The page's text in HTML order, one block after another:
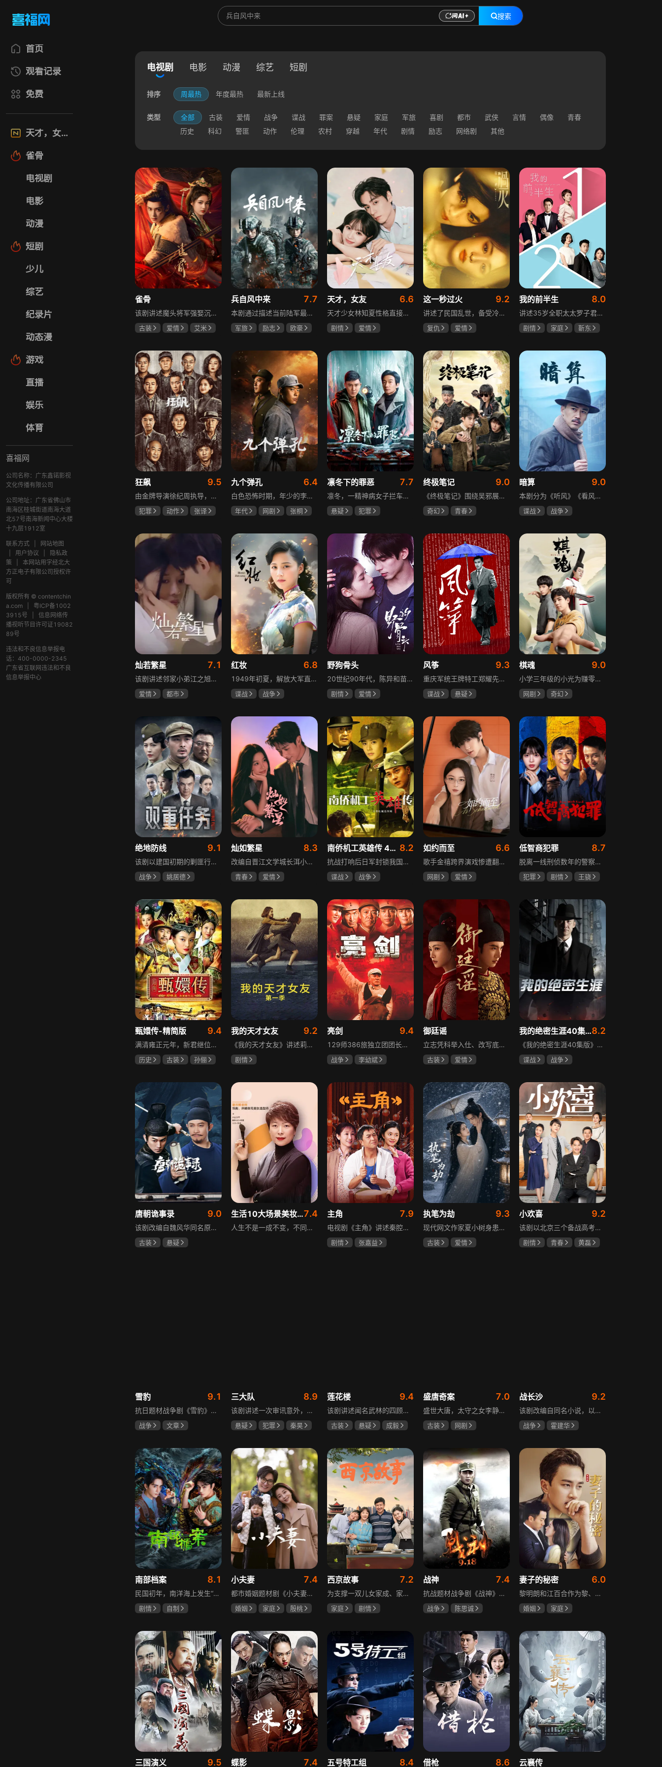
搜索
首页
观看记录
免费
天才，女友
雀骨
电视剧
电影
动漫
短剧
少儿
综艺
纪录片
动态漫
游戏
直播
娱乐
体育
喜福网
公司名称：广东鑫锘影视
文化传播有限公司
公司地址：广东省佛山市
南海区桂城街道南海大道
北57号南海新闻中心大楼
十九层1912室
联系方式
网站地图
用户协议
隐私政
策
本网站用字经北大
方正电子有限公司授权许
可
版权所有 © contentchin
a.com
粤ICP备1002
3915号
信息网络传
播视听节目许可证19082
89号
违法和不良信息举报电
话：400-0000-2345
广东省互联网违法和不良
信息举报中心
电视剧 电影 动漫 综艺 短剧
排序 周最热 年度最热 最新上线
类型 全部 古装 爱情 战争 谍战 罪案 悬疑 家庭 军旅 喜剧 都市 武侠 言情 偶像
青春
历史
科幻 警匪 动作 伦理 农村 穿越 年代 剧情 励志 网络剧 其他
雀骨
该剧讲述魔头将军强娶沉迷机关术的财迷假千金，两人从契约夫妻起步，在生死局中互扒马甲，爱意与杀意交织共生。过程中他们揭露朝堂阴谋，破解生死乱局，最终共同守护家国太平，融合了权谋、爱情、冒险等多重元素，情节跌宕起伏。
古装 爱情
艾米
兵自风中来 7.7
本剧通过描述当前陆军最具新型作战特色的特战、空突、侦察、信息等代表性兵种的官兵练兵备战，在历次实战演习中磨砺意志技能、逐渐形成新质作战能力等故事，反映了某集团军党委坚决落实习主席新时代强军思想，着眼打造一流陆军，谋划转型，大力推进战斗力建设的历史担当，浓缩了陆军官兵改革面前备战打仗矢志强军的铁血追求、展现了新时代陆军官兵积极投身军队转型的全新风貌，是一部融合备战打仗、青春成长励志、英雄主义传承，同时将军人荣誉、使命、爱情熔为一炉的军事题材正能量大剧。
军旅 励志
欧豪
天才，女友 6.6
天才少女林知夏性格直接、不善交际，从小没有好友。考入省一中后，她因解题比拼与性格阳光的学霸江逾白相识并成为同桌。作为社交达人的江逾白帮林知夏融入集体交到汤婷婷、段启言、沈负暄、金百慧等朋友，林知夏为表达感谢帮他补习功课，两人渐渐从竞争走向互助，最终成为最好的朋友。俩人还一同解决同学被骗、一起参加社团活动与省数学竞赛，在这个过程中，江逾白对林知夏感情渐深，但只把爱意埋在心里。林知夏被保送复旦后，江逾白准备在毕业之旅对她告白，却因母亲卷入诈骗案而遗憾离开，俩人最终能否冲破阻碍走到一起
剧情
爱情
这一秒过火 9.2
讲述了民国乱世，备受冷眼的世家少爷慕容清峄与饱受苦难的复仇孤女任素素阴差阳错结缘相识，却因误会含恨而别。两人再重逢，却身份错位，陷入爱恨交织的极限拉扯中。二人历经世事波折与生离死别，最后携手直面乱世危局。
复仇
爱情
我的前半生 8.0
讲述35岁全职太太罗子君因丈夫突然离婚陷入人生谷底，带孩子闯入社会，从安逸走向落魄。贺涵作为事业有成的精英，平静生活被罗子君打破，需应对各类突发状况。生活逼迫罗子君重拾骨气，贺涵也收获温暖，二人历经波折，罗子君实现自我成长，贺涵也找到人生新方向，展现都市女性蜕变与情感纠葛。
剧情 家庭
靳东
狂飙 9.5
由金牌导演徐纪周执导，张译、张颂文、李一桐、张志坚、吴刚领衔主演，倪大红、韩童生、李建义特邀主演的中央政法委重点项目。一部扫黑除恶坚决斗争的回忆录，横跨20年的群像叙事全景式展现时代变迁下的黑白较量与复杂人性。
犯罪 动作
张译
九个弹孔 6.4
白色恐怖时期，年少的李智信家破人亡后投身革命武装，因作战有勇有谋获“小狼崽子”绰号。他长期率部孤悬敌后，与日寇、反动派对决，多次负伤仍不改初心。凭借坚韧意志，他从游击队员成长为新四军干部、解放军司令员，身上的九个弹孔是他践行革命誓言、见证成长的勋章。
年代 网剧
张桐
凛冬下的罪恶 7.7
凛冬，一精神病女子拦车报案，称丈夫杀人，刑警沈栋梁吴红兵由此揭开系列碎尸案真相。然而风浪未平，储蓄所抢劫杀人案，少女失踪案，流窜抢车案接连发生，沈栋梁与吴红兵追凶之际，竟牵出改变二人命运的人性悲剧。
悬疑
犯罪
终极笔记 9.0
《终极笔记》围绕吴邪展开，他因好奇三叔经历，历险归来收神秘录像带后卷入阴谋，只身闯格尔木疗养院偶遇张起灵等六人组队，在西王母宫发现陨玉，却遇三叔失踪、张起灵失忆。众人寻记忆探张家古楼，因裘德考介入受阻，后联手霍老太再探遭意外，谜团未解，吴邪被迫伪装成三叔，剧情充满冒险与悬疑。
奇幻
青春
暗算 9.0
本剧分为《听风》《看风》和《捕风》三个篇章，三者在时间关系及故事上相对独立，又千丝万缕。听风，即无线电侦听者，是一群“靠耳朵打江山”的人，他们的耳朵可以听到天外之音、无声之音、秘密之音。看风，即密码破译的人，是一群“善于神机妙算”的人，他们的慧眼可以识破天机、释读天书、看阅无字之书。捕风，即我党地下工作者，在国民党大肆实施白色恐怖时期，他们是牺牲者更是战斗者，乔装打扮深入虎穴，迎风而战，为缔造共和国立下不朽的丰功伟业。
谍战
战争
灿若繁星 7.1
该剧讲述邻家小弟江之旭留学归来，竟成了夏千星的顶头上司。从小管着江之旭、事事压他一头的夏千星无法接受，两人互不服气，在公司内外明争暗斗。江之旭借职位刁难夏千星，夏千星则用姐姐身份压制他，然而夏千星不知道，江之旭拼尽全力坐上这个位子，就是为了陪在她身边保护她。
爱情
都市
红妆 6.8
1949年初夏，解放大军直抵上海，国民党国防部保密局的中共地下党员邓家骥奉命撤往台湾，其妻同为地下党的沈荷因临产被留在上海。新中国成立之初，面对敌特的破坏活动，斗争形势严峻，沈荷隐藏真实身份，继续与敌人展开新一轮斗争，在隐秘战线坚守信仰，为新政权的稳定默默奉献。
谍战
战争
野狗骨头
20世纪90年代，陈异和苗靖因父母相识结缘，从充满敌意到彼此依靠，后因家庭变故不得不相依为命。大学时苗靖告白，陈异却因纵火案逼她离开藤城。多年后重逢，陈异为保护苗靖以身入局，两人并肩对抗走私团伙，最终陈异告白，两人终成眷属。
剧情
爱情
风筝 9.3
重庆军统王牌特工郑耀先实为潜伏的中共特工“风筝”，上线牺牲后他与组织失联，解放后化名周志乾继续提供情报。身份证实后他仍协助破获特务案，三十年情报生涯中他遭敌人追杀、妻离子散，为国家牺牲是他的人生价值。
谍战
悬疑
棋魂 9.0
小学三年级的小光为赚零用钱到爷爷家寻宝，偶然翻出旧棋盘，接触棋盘的一瞬间，附身棋盘中的棋士褚嬴的灵魂进入了小光体内。后来小光在学校围棋会所结识少年天才小亮，为测试褚嬴实力，小光贸然与小亮对弈并小胜，他误以为褚嬴棋力平平，小亮却大受打击。数日后小亮再次挑战，再次惨败在褚嬴手下，二人从此成了相爱相杀的棋坛宿敌。在褚嬴指导下，小光进步神速，逐渐对围棋产生兴趣，最终在全国大赛与小亮激战中，褚嬴下出绝妙一局，小光却看出更高一着，终于在自己努力、褚嬴帮助和与小亮的磨练中，独立对弈，燃起真正的棋魂。
网剧
奇幻
绝地防线 9.1
该剧以建国初期的剿匪行动为背景，讲述中国人民解放军西线小分队追击黑山寺国民党残部的故事。小分队在执行任务过程中，严格遵照上级指示，既要完成军事目标，又全力保护沿途百姓的生命财产安全，同时对残部人员采取劝降与救治相结合的策略。最终，小分队成功控制了区域内的疫情，救出了愿意投诚的士兵，圆满完成了剿匪解救任务，展现了解放军的优良作风与使命担当。
战争
姚居德
灿如繁星 8.3
改编自晋江文学城长洱小说《狭路》，讲述心理学博士林晚星遭遇变故后返乡任教，邂逅顶级教练王法，带领垫底差生逆袭追梦的热血救赎故事。林晚星用“自由式”教育，培养少年们的独立人格，帮他们学会生活、融洽自我、发现所爱、勇于追求，诠释“不远狭路，终见光明”的成长内核。
青春
爱情
南侨机工英雄传 43集版 8.2
抗战打响后日军封锁我国运输路线，神鼓滇缅公路撑起抗战后勤补给，因急缺司机和技工，三千余名南洋华侨毅然归国共赴国难。方家兄弟是典型代表，大哥方天海表面投靠日军实为中共地下工作者，委曲求全游走生死间；弟弟方千树从纨绔子弟成长为抗日战士。剧集以真实历史为背景，展现华侨爱国情怀与民族大义。
谍战
战争
如约而至 6.6
歌手金禧跨界演戏惨遭翻车，全网群嘲演技拉胯！不服输的他另辟蹊径，转行试水音乐剧，誓要逆袭打脸。机缘巧合下，他对高冷硬核的金牌音乐剧导演宁瑾一见心动，两人意外留下暧昧一吻，转头试镜现场再度狭路相逢。 宁瑾本就抵触偶像跨界，对半路空降的流量新人金禧百般严苛，花式魔鬼训练轮番上线。金禧顶住剧团前辈排挤、同行暗算、舆论刁难等重重危机，日夜苦练打磨演技，慢慢褪去偶像光环、解锁真实自我，一点点打动高冷导演和剧团众人。 一路走来，二人历经误会争执、事业危机、亲情心结、分手磨合多重考验，在并肩拯救濒临倒闭的剧团、携手打磨《倩女幽魂》剧目、共渡舞台难关的过程中，情愫渐生、双向治愈。最终剧目首演大获成功，叛逆
网剧
爱情
低智商犯罪 8.7
脱离一线刑侦数年的警察张一昂，因省厅匿名举报信被派往三江口调查。他刚到就遇刑警队长被害，洗清嫌疑时意外抓获连环杀人案凶手，迅速建立声望。张一昂锁定当地富商周荣团伙，蠢贼间勾心斗角的蝴蝶效应助警方屡建奇功，最终查明同僚遇害真相，让真凶落网。剧集以喜剧风格展现刑侦故事，充满黑色幽默。
犯罪 剧情
王骁
甄嬛传-精简版 9.4
满清雍正元年，新君继位后朝堂看似祥和实则暗流涌动，后宫华妃与皇后分庭抗礼，各方势力裹挟其中凶险异常，太后主持选秀拉开帷幕，大理寺少卿甄远道长女甄嬛意外得雍正赏识步入皇宫，在皇后与华妃的夹击下，甄嬛小心周旋忍辱负重，不得不用智慧保护自己，一次次卷入残酷宫闱斗争。
历史 古装
孙俪
我的天才女友 9.2
《我的天才女友》讲述莉拉和莱侬这对好朋友的童年与少年时代。故事从友情开始，描绘女性友情的微妙变化——她们相互支持、妒忌和猜疑，又不断向外拓展，在与外部世界的试探中为自己塑形。莉拉聪明漂亮，莱侬羡慕她的天赋与决断力，两人都视对方为隐秘镜子，暗暗角力，展现女性成长中的复杂关系与自我探寻。
剧情
亮剑 9.4
129师386旅独立团团长李云龙敢想敢干、不按规矩办事，脾气火爆性格直爽，带领独立团展现出敢于拼杀的劲头，接连击败坂田连队、山崎大队、山本部队，名声大噪却因屡次犯规遭贬斥。抗战时期他与国军358团团长楚云飞惺惺相惜，徐蚌会战中一较高下双双重伤，养病期间李云龙与护士田雨相恋，两人及亲人战友历经国家沧桑巨变。
战争
李幼斌
御廷谣
立志凭科举入仕、改写底层命运的孤女孟廷辉因意外结识微服私访的少年新帝英寡，二人联手铲除沙州官匪，英寡赏识其胆识智谋，暗中助力她赴京赶考。孟廷辉入京后遭科举舞弊构陷，凭智勇自证清白，被英寡破格任命为察闻院主事，清查虎啸帮、晚香阁等黑恶势力，逐步牵出血月会复国阴谋与朝堂权斗。二人从君臣知己渐生情愫，历经身世谜团、朝堂阻力与边境战乱，最终平定叛乱、整肃朝纲，携手共护江山万民。
古装
爱情
我的绝密生涯40集版8.2
《我的绝密生涯40集版》以1931年东北为背景，苏联特使引发暗杀行动，商人关郁达卷入被重伤失踪，妻子谭梓君带家人在新京安顿。八年后关郁达打入日本特务机关为我党提供情报，与谭梓君相遇却因身份不能相认，谭梓君心中充满怀疑。
谍战
战争
唐朝诡事录 9.0
该剧改编自魏风华同名原著，讲述繁华大唐盛世下发生的一系列奇闻异事。长安金吾卫中郎将卢凌风与狄公亲传弟子苏无名携手，共破《长安红茶》《石桥图》等九个诡异案件，从新娘失踪案到宫廷秘闻，从朝堂到乡间，他们在破案过程中相互了解，逐渐成长，共同守护苍生，担负起挽救社稷于危急的使命。
古装
悬疑
生活10大场景美妆秘籍7.4
人生不是一成不变，不同的场合不同的角色，适宜的妆容造型往往能帮助人们建立自信、破冰社交，开启一个良好开端，做到事半功倍。姜月辉老师亲自打造的《10大生活场景角色妆容课程》，将针对不同的生活场景和角色需求，教授相应的妆容造型技巧，让学员轻松驾驭每个人生角色，打造出适合自己的妆容，提升个人形象和气质。
主角 7.9
电视剧《主角》讲述秦腔名伶忆秦娥阴差阳错被舅舅胡三元带入剧团，历经近半个世纪兴衰起伏，从牧羊女成长为一代秦腔名伶的故事，剧集以秦腔发展为脉络映射大历史起落，反映中国社会四十年变迁中普通人的情感生活与命运，展现传统艺术传承与时代变迁的交织。
剧情
张嘉益
执笔为劫 9.3
现代网文作家夏小树身患绝症，临终前未能完成最后一部长篇小说，带着遗憾离世，却意外穿越进自己笔下的世界，成为书中的明月公主。夏小树步步为营，一次次改写危机。当夏小树耗尽预知，失去剧本掌控，她和萧景琰的命运急转直下。萧景琰被逼另娶他人，两人被迫私奔，却在曙光初现时遭遇追兵——夏小树中箭身亡，萧景琰抱着她痛不欲生。十年后，登基为帝的萧景琰在上元灯会上，遇见一个提着兔子灯的姑娘，与当年的明月一模一样……
古装
爱情
小欢喜 9.2
该剧以北京三个备战高考的家庭为核心，讲述童文洁与方一凡、宋倩与乔英子、季胜利与季杨杨这几组亲子，在升学压力下，围绕成绩、陪伴、沟通等问题产生的矛盾与磨合，展现了中年家长与青春期孩子共同成长的温馨故事。
剧情 青春
黄磊
雪豹 9.1
抗日题材战争剧《雪豹》讲述抗日女学生陈怡是一个在革命道路上逐渐成长起来的优秀青年。从慷慨激昂的热血学生，到成熟稳重的革命战士，甚至执行任务的时候还要扮演性格大胆奔放的交际花，打入到敌人内部获取情报。在做情报工作时，与搭档张楚扮假夫妻，多次身陷险境命悬一线。周卫国原本是一名玩世不恭的富家子弟，却不乏热血，抗战时为了保护初恋女友，举枪杀了一名日本人，由此改名换姓走上了革命道路，从国民党中央军校到德国军校，再到回国创建中国第一支特战部队，成为了一个真正的传奇英雄。
战争
文章
三大队 8.9
该剧讲述一次审讯意外，三大队刑警程兵入狱服刑，队友受牵连脱警、降职，曾经的警界精英三大队分崩离析。十年牢狱，程兵重获自由，失去一切，而案件的犯罪嫌疑人王大勇依旧在逃。穿一天警服，终身是正义，不甘化作执着，利刃再次出鞘，程兵和三大队的兄弟重新集结踏上追凶之路，在孤独漫长的旅途中配合警方千里追凶，也在这苦行僧一样的历程中重新找到人生的坐标和生命的意义。本片根据原载于“网易人间”作者深蓝的《请转告局长，三大队任务完成》改编。
悬疑 犯罪
秦昊
莲花楼 9.4
该剧讲述闻名武林的四顾门门主李相夷在一次大战后身受重伤，从此退隐江湖成为淡泊名利的“假神医”李莲花。他遇到新交方多病与旧敌笛飞声后，重新卷入江湖。江湖暗流涌动，疑团扑朔迷离，抽丝剥茧方能断出真相，一段荡气回肠的侠义情即将热血展开，展现了侠义、探案与江湖恩怨交织的精彩故事。
古装 悬疑
成毅
盛唐奇案 7.0
盛世大唐，太守之女李静澜天赋异禀，擅验尸断案，与神秘“鬼探”决明、武艺高强的捕快苏御安联手追凶，揭开一桩桩离奇悬案：双生姐妹的生死置换、跨越十七年的书生冤案、雅集会上的连环仪式杀人等。在迷雾与鲜血中，李静澜与决明暗生情愫，彼此扶持，坚守心中正道，挣脱宿命桎梏。盛世灯火之下，他们以智慧与勇气涤荡污浊，书写下一段守护正义与清明的传奇。
古装
网剧
战长沙 9.2
该剧改编自同名小说，以中国近代史上著名的“长沙会战”为背景，借由长沙城一户普通胡姓人家在战争中的命运浮沉，展现战火的无情以及在日军铁蹄侵略下中华儿女奋起抗战的不屈精神。1938年10月日军攻陷武汉，长沙危在旦夕，城中茶园巷的胡家人在孙女婿薛君山的支持下，为最宠爱的龙凤胎湘湘和小满安排退路。薛君山先将湘湘介绍给留洋归来保卫长沙的顾清明，可惜二人一见面便势同水火，薛君山只好另选人家。湘湘订婚当日，蒋介石密令火烧长沙，因指挥失当酿成巨大灾难，繁华古城毁于一旦，很多人包括湘湘的未婚夫一家被活活烧死。焦土上，各地英雄儿女齐聚长沙，和湖南人民一起阻挡敌人铁蹄，胡家人也在劫难中演绎了一幕幕悲欢离合。
战争
霍建华
南部档案 8.1
民国初年，南洋海上发生“水鬼望乡”离奇命案，张家外派调查神秘事务的南部档案馆坐办张海盐、张海虾二人搭档亲往调查，却意外卷入了一个用于猎杀海外张家人的绝命死局。张海虾以自己的死谋局求解，送张海盐上了“南安号”巨轮回厦城以图他能够有一线生机，但这趟波澜诡谲的航程似乎才刚刚起航，一手遮天的军阀大佬、单纯执着的少年账房、还有十年未见的至亲故人……张海盐独自面对着接踵而至的意外，而当他踏上厦城的那一刻，真正属于两个少年的命运才初初开始转动。
剧情
自制
小夫妻 7.4
都市婚姻题材剧《小夫妻》围绕经营十年婚姻的周全与车莉展开，原本家庭美满的二人突遭变故：周全怀才不遇还意外被裁员，车莉则被迫赶鸭子上架仓促创业，不可预期的生活变动让他们的婚姻陷入僵局。而立之年的两人，在现实压力与情感拉扯中挣扎，面临诸多矛盾与考验，他们能否重新调整生活节奏，修复婚姻关系，回到幸福生活的轨道，是该剧的核心看点。
婚姻 家庭
殷桃
西京故事 7.2
为支撑一双儿女家成、家秀的“求学大业”，一家之主罗天福携妻子慧娟进了西京城。在西京城里，罗天福见证了身边的小人物们在大城市的生存之难，自身也经历了种种艰辛：饼铺生意屡屡受挫，妻子慧娟不满他“固执守旧”的经营方式闹起分居，儿子家成无法适应从乡村到城市的生活状况不断离校出走，重重打击不断袭来，使他头一次对自己坚守多年的人生观和价值观产生怀疑。自己这样做究竟是对是错，城市是不是真的不适合他这种“坚持老一套”的人生存。女儿家秀的支持鼓励使罗天福重拾信心，那些曾经接受罗天福帮助的人也反过来帮助他，纠缠不清的矛盾随之一一化解。罗家人终于在西京这座大城扎下了根，向着美好的未来继续前行。该剧围绕农村家庭在城市的奋斗历程展开，展现了小人物的坚韧与善良，充满了励志色彩与现实关怀。
家庭
剧情
战神 7.4
抗战题材战争剧《战神》讲述太行山一带，八路军游击队司令龙大谷骁勇善战、机智过人，15岁就参加了红军，身经百战，被军中将士们奉为“战神”。抗日战争爆发前，龙大谷因在抗大学习期间为替警卫员李广出头，一时冲动出手打了同期学员张道平，受了处分。以至于在红军缩编为八路军之时，龙大谷从原来的红军副师长降为游击队司令，随行上任的只有警卫员李广和参谋刘水泉二人，以及上级领导田烽给他的五十块大洋。即便如此，龙大谷依然不屈不挠，硬是在山西这块热土上平地拉起一支敢打、能拼、必胜，号称“龙支队”的作战队伍，凭借丰富的作战经验打赢了一场又一场的恶战，威震敌方！
战争
陈思诚
妻子的秘密 6.0
黎明朗和江百合作为黎、江两大集团的继承人，即将订婚，一场完美婚姻却在一日之间沦为悲剧前奏。订婚当日变故夺去百合父母生命，她临危受命挑起江氏重担，明朗不顾家人反对将她接进黎家。黎母想赶走百合，秘书宁夏誓夺回明朗，大哥黎天图谋篡夺黎氏家产，三个家庭命运就此牵动。千万巨债、身世之谜、婆媳之争、丧子之痛等接踵而至，明朗与百合的爱情历经重重危机，迷失的错爱能否被真情指引。
婚姻
家庭
三国演义 9.5 蝶影 7.4 五号特工组 8.4 借枪 8.6 云襄传